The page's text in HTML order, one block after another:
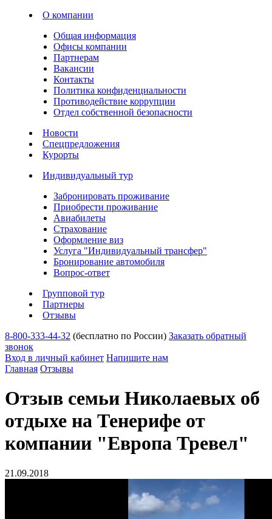
О компании
Общая информация
Офисы компании
Партнерам
Вакансии
Контакты
Политика конфиденциальности
Противодействие коррупции
Отдел собственной безопасности
Новости
Спецпредложения
Курорты
Индивидуальный тур
Забронировать проживание
Приобрести проживание
Авиабилеты
Страхование
Оформление виз
Услуга "Индивидуальный трансфер"
Бронирование автомобиля
Вопрос-ответ
Групповой тур
Партнеры
Отзывы
8-800-333-44-32 (бесплатно по России) Заказать обратный
звонок
Вход в личный кабинет Напишите нам
Главная Отзывы
Отзыв семьи Николаевых об
отдыхе на Тенерифе от
компании "Европа Тревел"
21.09.2018